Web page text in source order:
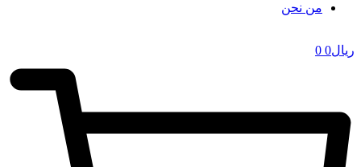
من نحن
ریال0
0